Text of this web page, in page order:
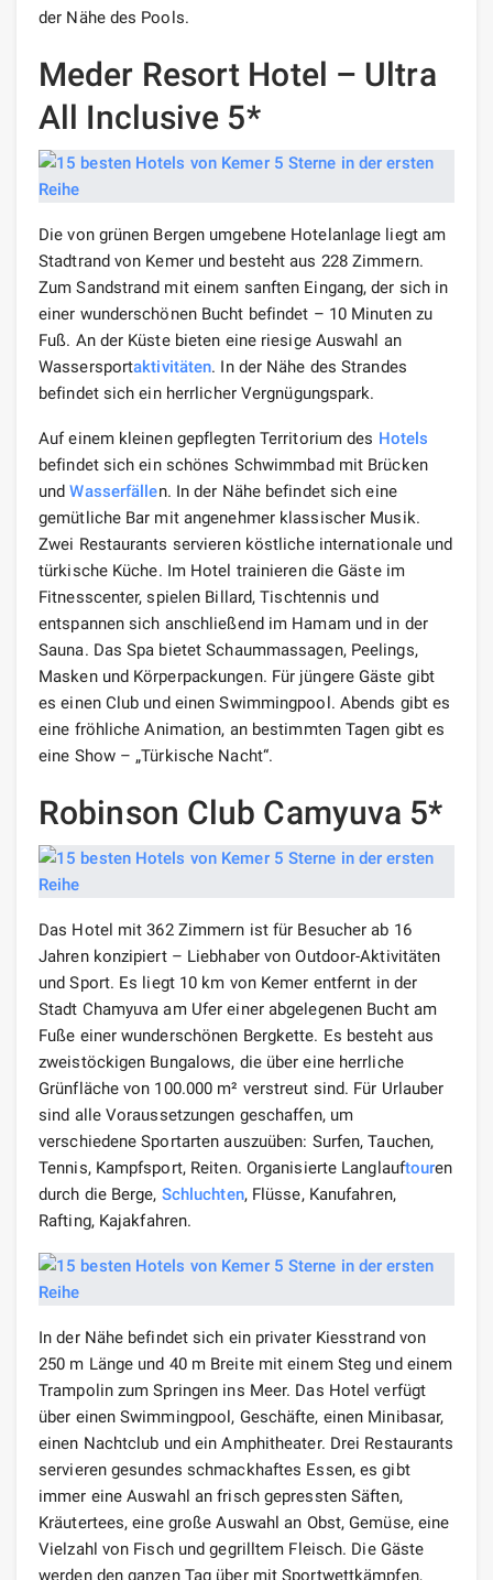
der Nähe des Pools.
Meder Resort Hotel – Ultra
All Inclusive 5*
Die von grünen Bergen umgebene Hotelanlage liegt am
Stadtrand von Kemer und besteht aus 228 Zimmern.
Zum Sandstrand mit einem sanften Eingang, der sich in
einer wunderschönen Bucht befindet – 10 Minuten zu
Fuß. An der Küste bieten eine riesige Auswahl an
Wassersportaktivitäten. In der Nähe des Strandes
befindet sich ein herrlicher Vergnügungspark.
Auf einem kleinen gepflegten Territorium des Hotels
befindet sich ein schönes Schwimmbad mit Brücken
undWasserfällen. In der Nähe befindet sich eine
gemütliche Bar mit angenehmer klassischer Musik.
Zwei Restaurants servieren köstliche internationale und
türkische Küche. Im Hotel trainieren die Gäste im
Fitnesscenter, spielen Billard, Tischtennis und
entspannen sich anschließend im Hamam und in der
Sauna. Das Spa bietet Schaummassagen, Peelings,
Masken und Körperpackungen. Für jüngere Gäste gibt
es einen Club und einen Swimmingpool. Abends gibt es
eine fröhliche Animation, an bestimmten Tagen gibt es
eine Show – „Türkische Nacht“.
Robinson Club Camyuva 5*
Das Hotel mit 362 Zimmern ist für Besucher ab 16
Jahren konzipiert – Liebhaber von Outdoor-Aktivitäten
und Sport. Es liegt 10 km von Kemer entfernt in der
Stadt Chamyuva am Ufer einer abgelegenen Bucht am
Fuße einer wunderschönen Bergkette. Es besteht aus
zweistöckigen Bungalows, die über eine herrliche
Grünfläche von 100.000 m² verstreut sind. Für Urlauber
sind alle Voraussetzungen geschaffen, um
verschiedene Sportarten auszuüben: Surfen, Tauchen,
Tennis, Kampfsport, Reiten. Organisierte Langlauftouren
durch die Berge, Schluchten, Flüsse, Kanufahren,
Rafting, Kajakfahren.
In der Nähe befindet sich ein privater Kiesstrand von
250 m Länge und 40 m Breite mit einem Steg und einem
Trampolin zum Springen ins Meer. Das Hotel verfügt
über einen Swimmingpool, Geschäfte, einen Minibasar,
einen Nachtclub und ein Amphitheater. Drei Restaurants
servieren gesundes schmackhaftes Essen, es gibt
immer eine Auswahl an frisch gepressten Säften,
Kräutertees, eine große Auswahl an Obst, Gemüse, eine
Vielzahl von Fisch und gegrilltem Fleisch. Die Gäste
werden den ganzen Tag über mit Sportwettkämpfen,